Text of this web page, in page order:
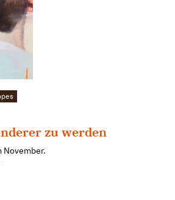
zu werden
November.